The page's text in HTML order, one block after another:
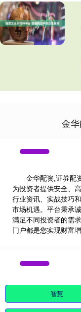
金
金华配资,证券配
为投资者提供安全、
行业资讯、实战技巧
市场机遇。平台秉承
满足不同投资者的需
门户都是您实现财富
智慧